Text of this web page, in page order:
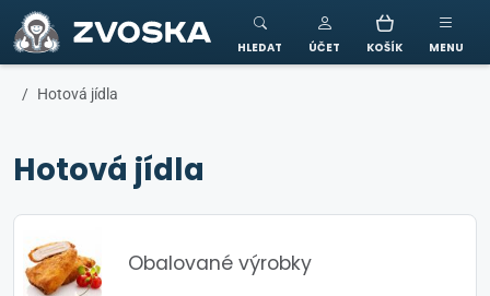
ZVOSKA
HLEDAT ÚČET KOŠÍK MENU
Hotová jídla
Hotová jídla
Obalované výrobky